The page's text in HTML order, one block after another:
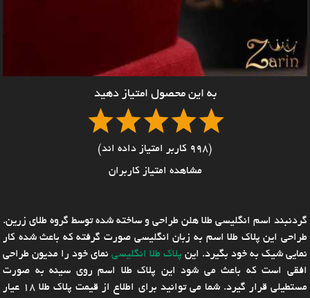
به این محصول امتیاز دهید
(998 کاربر امتیاز داده اند)
مشاهده امتیاز کاربران
گردنبند اسم انگلیسی طلا هلن طراحی و ساخته شده توسط گروه طلای زرین.
طراحی این پلاک طلا اسم به زبان انگلیسی صورت گرفته که باعث شده کار
نمایی شیک به خود بگیرد. این پلاک طلا انگلیسی نمای خود را مدیون طراحی
افقی است که باعث می شود این پلاک طلا اسم روی سینه به صورت
مستطیلی قرار گیرد. شما می توانید برای اطلاع از قیمت پلاک طلا 18 عیار